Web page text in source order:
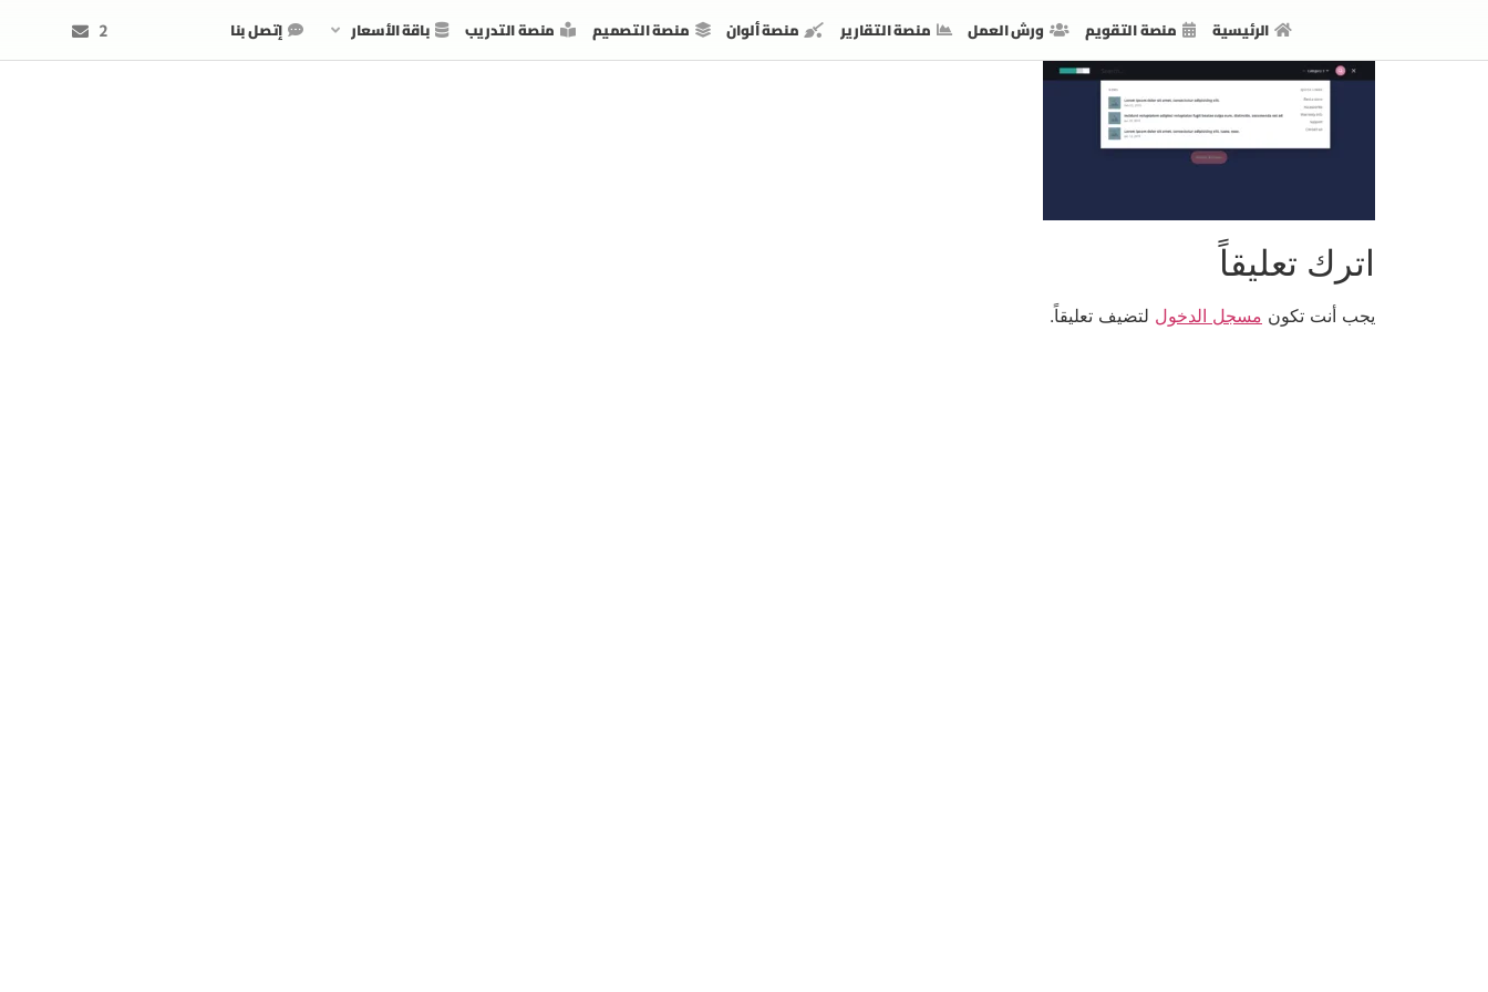
الرئيسية منصة التقويم ورش العمل منصة التقارير منصة ألوان منصة التصميم منصة التدريب باقة الأسعار إتصل بنا 2
اترك تعليقاً
يجب أنت تكون مسجل الدخول لتضيف تعليقاً.